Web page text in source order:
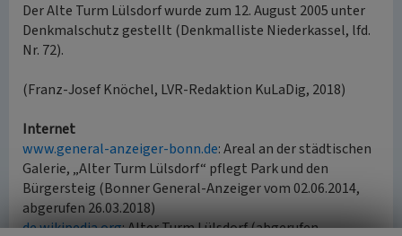
Der Alte Turm Lülsdorf wurde zum 12. August 2005 unter
Denkmalschutz gestellt (Denkmalliste Niederkassel, lfd.
Nr. 72).
(Franz-Josef Knöchel, LVR-Redaktion KuLaDig, 2018)
Internet
www.general-anzeiger-bonn.de: Areal an der städtischen
Galerie, „Alter Turm Lülsdorf“ pflegt Park und den
Bürgersteig (Bonner General-Anzeiger vom 02.06.2014,
abgerufen 26.03.2018)
de.wikipedia.org: Alter Turm Lülsdorf (abgerufen